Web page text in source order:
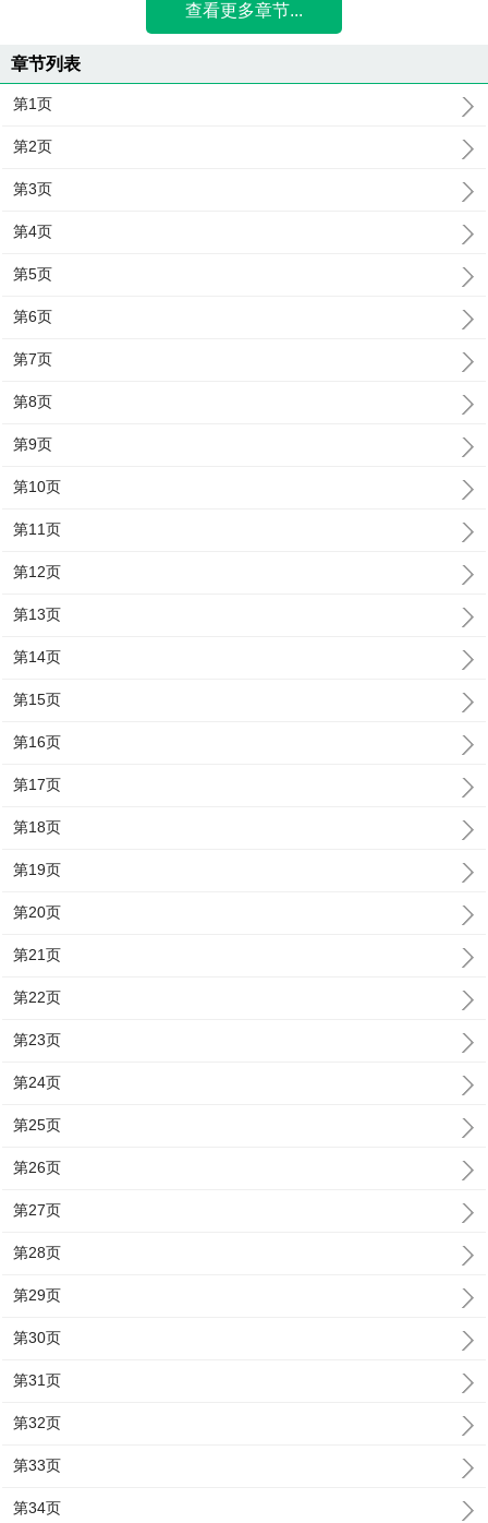
查看更多章节...
章节列表
第1页
第2页
第3页
第4页
第5页
第6页
第7页
第8页
第9页
第10页
第11页
第12页
第13页
第14页
第15页
第16页
第17页
第18页
第19页
第20页
第21页
第22页
第23页
第24页
第25页
第26页
第27页
第28页
第29页
第30页
第31页
第32页
第33页
第34页